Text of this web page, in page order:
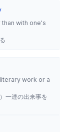
with one's
work or a
一連の出来事を